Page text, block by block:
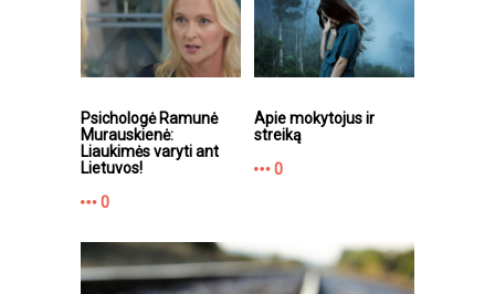
Psichologė Ramunė
Murauskienė:
Liaukimės varyti ant
Lietuvos!
0
Apie mokytojus ir
streiką
0